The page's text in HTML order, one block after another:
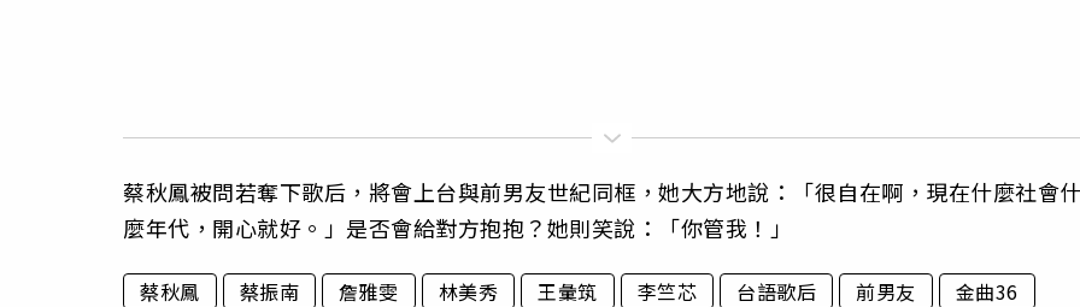
蔡秋鳳被問若奪下歌后，將會上台與前男友世紀同框，她大方地說：「很自在啊，現在什麼社會
麼年代，開心就好。」是否會給對方抱抱？她則笑說：「你管我！」
蔡秋鳳 蔡振南 詹雅雯 林美秀 王彙筑 李竺芯 台語歌后 前男友 金曲36